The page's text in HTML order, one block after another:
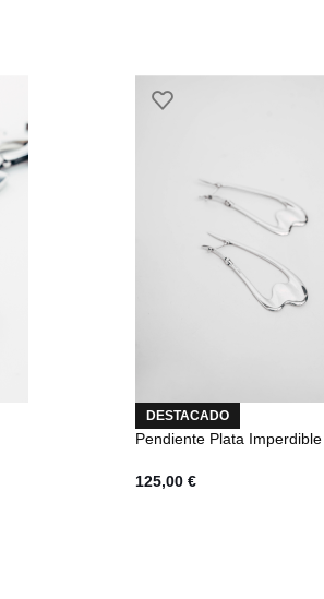
DESTACADO
Pendiente Plata Imperdible
125,00 €